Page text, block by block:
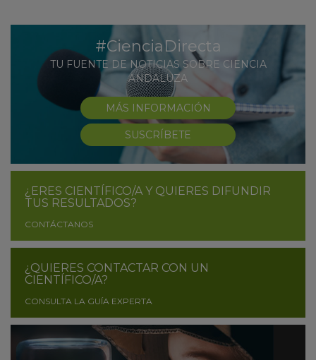
#CienciaDirecta
TU FUENTE DE NOTICIAS SOBRE CIENCIA
ANDALUZA
MÁS INFORMACIÓN
SUSCRÍBETE
¿ERES CIENTÍFICO/A Y QUIERES DIFUNDIR
TUS RESULTADOS?
CONTÁCTANOS
¿QUIERES CONTACTAR CON UN
CIENTÍFICO/A?
CONSULTA LA GUÍA EXPERTA